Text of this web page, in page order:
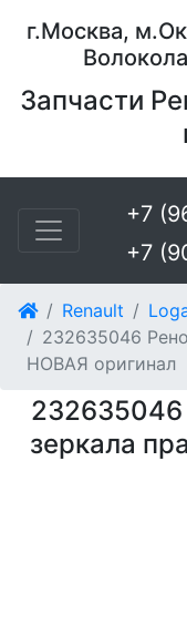
г.Москва,
Запчасти
+7
+7
Renault
232635046
НОВАЯ оригинал
232635046
зеркала